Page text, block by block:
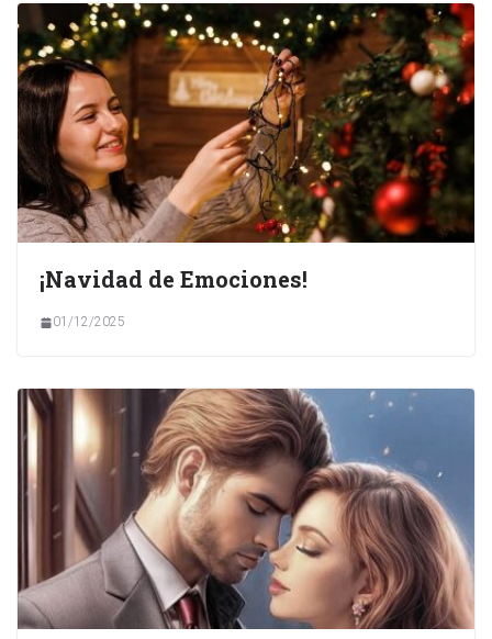
¡Navidad de Emociones!
01/12/2025